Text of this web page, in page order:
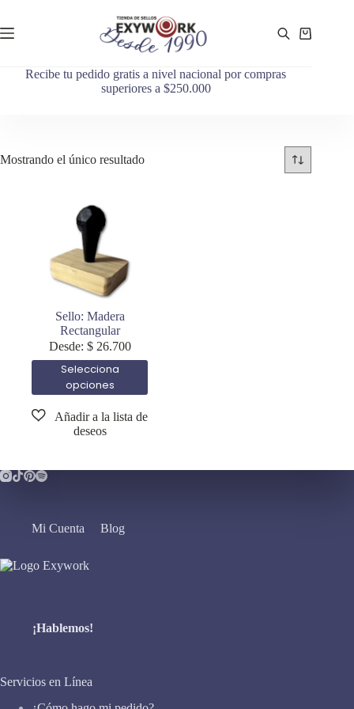
Recibe tu pedido gratis a nivel nacional por compras
superiores a $250.000
Mostrando el único resultado
Sello: Madera
Rectangular
Desde: $26.700
Selecciona
opciones
Mi Cuenta Blog
¡Hablemos!
Servicios en Línea